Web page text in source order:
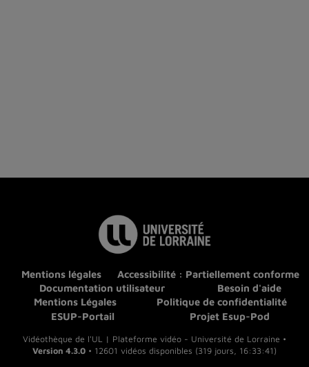
Mentions légales
Accessibilité : Partiellement conforme
Documentation utilisateur
Besoin d'aide
Mentions Légales
Politique de confidentialité
ESUP-Portail
Projet Esup-Pod
Vidéothèque de l'UL | Plateforme vidéo - Université de Lorraine •
Version 4.3.0 • 12601 vidéos disponibles (319 jours, 16:33:41)